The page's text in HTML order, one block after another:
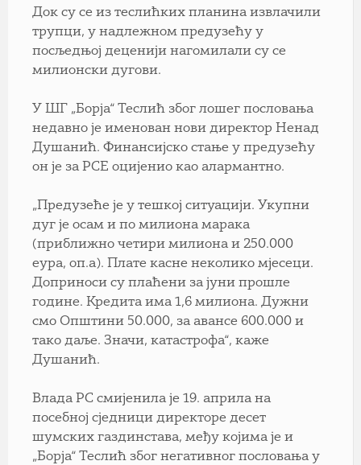
Док су се из теслићких планина извлачили
трупци, у надлежном предузећу у
посљедњој деценији нагомилали су се
милионски дугови.
У ШГ „Борја“ Теслић због лошег пословања
недавно је именован нови директор Ненад
Душанић. Финансијско стање у предузећу
он је за РСЕ оцијенио као алармантно.
„Предузеће је у тешкој ситуацији. Укупни
дуг је осам и по милиона марака
(приближно четири милиона и 250.000
еура, оп.а). Плате касне неколико мјесеци.
Доприноси су плаћени за јуни прошле
године. Кредита има 1,6 милиона. Дужни
смо Општини 50.000, за авансе 600.000 и
тако даље. Значи, катастрофа“, каже
Душанић.
Влада РС смијенила је 19. априла на
посебној сједници директоре десет
шумских газдинстава, међу којима је и
„Борја“ Теслић због негативног пословања у